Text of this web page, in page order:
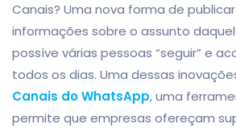
Canais? Uma nova forma de
informações sobre o assunto
possíve várias pessoas “seguir” e
todos os dias. Uma dessas
Canais do WhatsApp, uma
permite que empresas ofereçam